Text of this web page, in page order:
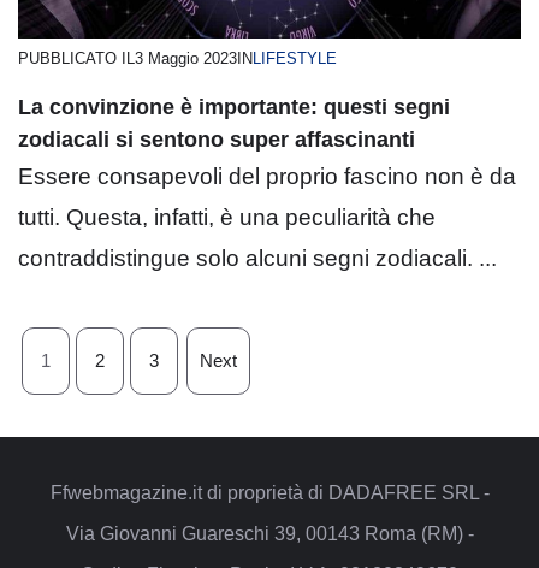
PUBBLICATO IL 3 Maggio 2023 IN LIFESTYLE
La convinzione è importante: questi segni
zodiacali si sentono super affascinanti
Essere consapevoli del proprio fascino non è da
tutti. Questa, infatti, è una peculiarità che
contraddistingue solo alcuni segni zodiacali. ...
1 2 3 Next
Ffwebmagazine.it di proprietà di DADAFREE SRL -
Via Giovanni Guareschi 39, 00143 Roma (RM) -